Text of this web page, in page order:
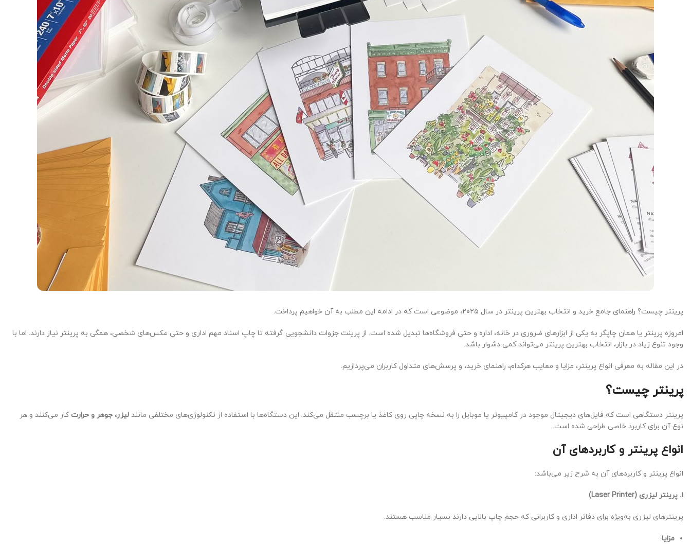
پرینتر چیست؟ راهنمای جامع خرید و انتخاب بهترین پرینتر در سال ۲۰۲۵، موضوعی است که در ادامه این مطلب به آن خواهیم پرداخت.
امروزه پرینتر یا همان چاپگر به یکی از ابزارهای ضروری در خانه، اداره و حتی فروشگاه‌ها تبدیل شده است. از پرینت جزوات دانشجویی گرفته تا چاپ اسناد مهم اداری و حتی عکس‌های شخصی، همگی به پرینتر نیاز دارند. اما با
وجود تنوع زیاد در بازار، انتخاب بهترین پرینتر می‌تواند کمی دشوار باشد.
در این مقاله به معرفی انواع پرینتر، مزایا و معایب هرکدام، راهنمای خرید، و پرسش‌های متداول کاربران می‌پردازیم.
پرینتر چیست؟
پرینتر دستگاهی است که فایل‌های دیجیتال موجود در کامپیوتر یا موبایل را به نسخه چاپی روی کاغذ یا برچسب منتقل می‌کند. این دستگاه‌ها با استفاده از تکنولوژی‌های مختلفی مانند لیزر، جوهر و حرارت کار می‌کنند و هر
نوع آن برای کاربرد خاصی طراحی شده است.
انواع پرینتر و کاربردهای آن
انواع پرینتر و کاربردهای آن به شرح زیر می‌باشد:
۱. پرینتر لیزری (Laser Printer)
پرینترهای لیزری به‌ویژه برای دفاتر اداری و کاربرانی که حجم چاپ بالایی دارند بسیار مناسب هستند.
مزایا: